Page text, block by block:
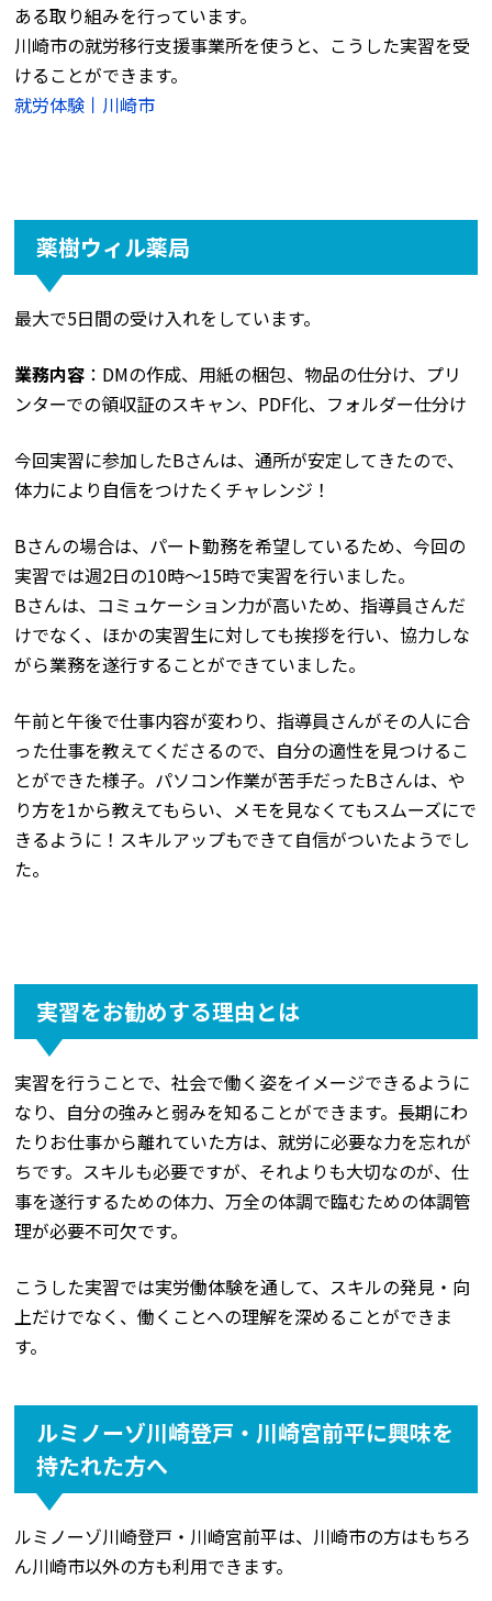
ある取り組みを行っています。
川崎市の就労移行支援事業所を使うと、こうした実習を受
けることができます。
就労体験丨川崎市
薬樹ウィル薬局
最大で5日間の受け入れをしています。
業務内容 ：DMの作成、用紙の梱包、物品の仕分け、プリ
ンターでの領収証のスキャン、PDF化、フォルダー仕分け
今回実習に参加したBさんは、通所が安定してきたので、
体力により自信をつけたくチャレンジ！
Bさんの場合は、パート勤務を希望しているため、今回の
実習では週2日の10時～15時で実習を行いました。
Bさんは、コミュケーション力が高いため、指導員さんだ
けでなく、ほかの実習生に対しても挨拶を行い、協力しな
がら業務を遂行することができていました。
午前と午後で仕事内容が変わり、指導員さんがその人に合
った仕事を教えてくださるので、自分の適性を見つけるこ
とができた様子。パソコン作業が苦手だったBさんは、や
り方を1から教えてもらい、メモを見なくてもスムーズにで
きるように！スキルアップもできて自信がついたようでし
た。
実習をお勧めする理由とは
実習を行うことで、社会で働く姿をイメージできるように
なり、自分の強みと弱みを知ることができます。長期にわ
たりお仕事から離れていた方は、就労に必要な力を忘れが
ちです。スキルも必要ですが、それよりも大切なのが、仕
事を遂行するための体力、万全の体調で臨むための体調管
理が必要不可欠です。
こうした実習では実労働体験を通して、スキルの発見・向
上だけでなく、働くことへの理解を深めることができま
す。
ルミノーゾ川崎登戸・川崎宮前平に興味を
持たれた方へ
ルミノーゾ川崎登戸・川崎宮前平は、川崎市の方はもちろ
ん川崎市以外の方も利用できます。